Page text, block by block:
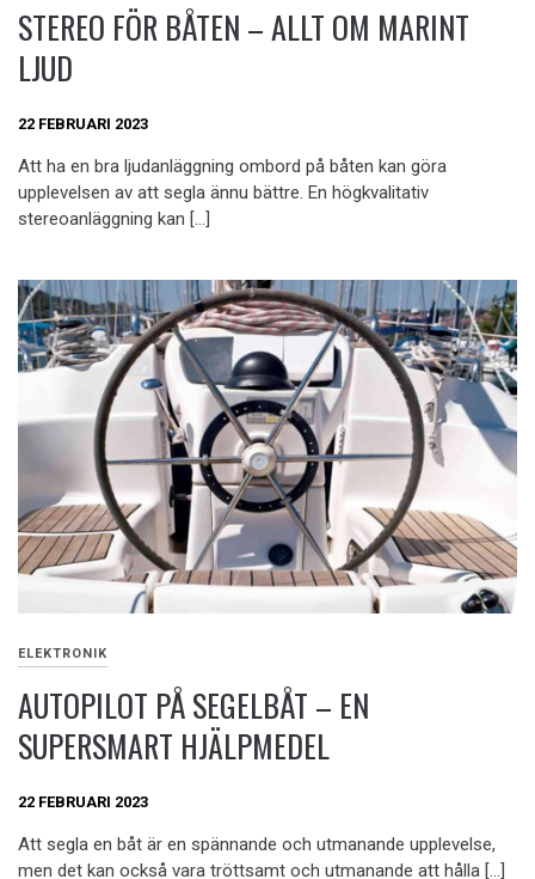
STEREO FÖR BÅTEN – ALLT OM MARINT
LJUD
22 FEBRUARI 2023
Att ha en bra ljudanläggning ombord på båten kan göra
upplevelsen av att segla ännu bättre. En högkvalitativ
stereoanläggning kan […]
ELEKTRONIK
AUTOPILOT PÅ SEGELBÅT – EN
SUPERSMART HJÄLPMEDEL
22 FEBRUARI 2023
Att segla en båt är en spännande och utmanande upplevelse,
men det kan också vara tröttsamt och utmanande att hålla […]